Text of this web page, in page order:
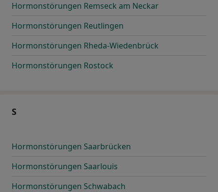
Hormonstörungen Remseck am Neckar
Hormonstörungen Reutlingen
Hormonstörungen Rheda-Wiedenbrück
Hormonstörungen Rostock
S
Hormonstörungen Saarbrücken
Hormonstörungen Saarlouis
Hormonstörungen Schwabach